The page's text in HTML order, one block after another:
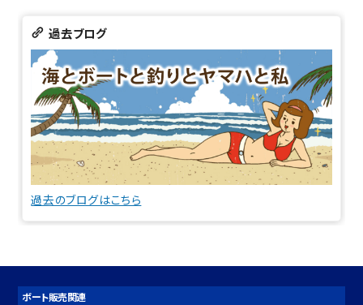
過去ブログ
過去のブログはこちら
ボート販売関連